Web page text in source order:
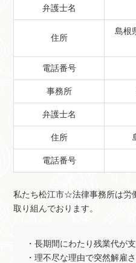
弁護士名
住所
島根
電話番号
事務所
弁護士名
住所
電話番号
私たち松江市☆法律事務所は労
取り組んでおります。
・長期間にわたり残業代が
・理不尽な理由で突然解雇